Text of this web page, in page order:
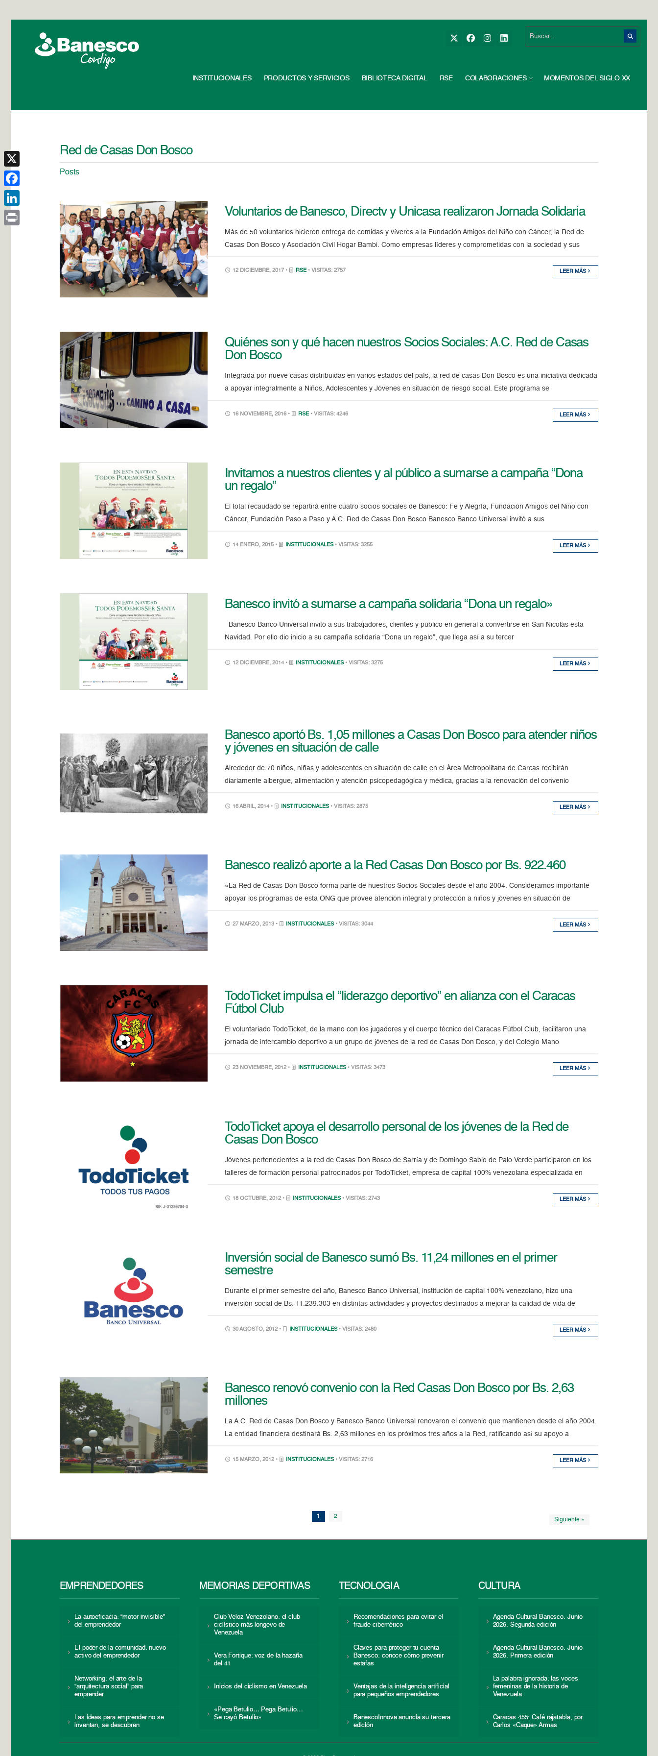
INSTITUCIONALES PRODUCTOS Y SERVICIOS BIBLIOTECA DIGITAL RSE COLABORACIONES MOMENTOS DEL SIGLO XX
Red de Casas Don Bosco
Posts
Voluntarios de Banesco, Directv y Unicasa realizaron Jornada Solidaria
Más de 50 voluntarios hicieron entrega de comidas y víveres a la Fundación Amigos del Niño con Cáncer, la Red de
Casas Don Bosco y Asociación Civil Hogar Bambi. Como empresas líderes y comprometidas con la sociedad y sus
12 DICIEMBRE, 2017 • RSE • VISITAS: 2757 LEER MÁS
Quiénes son y qué hacen nuestros Socios Sociales: A.C. Red de Casas
Don Bosco
Integrada por nueve casas distribuidas en varios estados del país, la red de casas Don Bosco es una iniciativa dedicada
a apoyar integralmente a Niños, Adolescentes y Jóvenes en situación de riesgo social. Este programa se
16 NOVIEMBRE, 2016 • RSE • VISITAS: 4246 LEER MÁS
Invitamos a nuestros clientes y al público a sumarse a campaña “Dona
un regalo”
El total recaudado se repartirá entre cuatro socios sociales de Banesco: Fe y Alegría, Fundación Amigos del Niño con
Cáncer, Fundación Paso a Paso y A.C. Red de Casas Don Bosco Banesco Banco Universal invitó a sus
14 ENERO, 2015 • INSTITUCIONALES • VISITAS: 3255 LEER MÁS
Banesco invitó a sumarse a campaña solidaria “Dona un regalo»
Banesco Banco Universal invitó a sus trabajadores, clientes y público en general a convertirse en San Nicolás esta
Navidad. Por ello dio inicio a su campaña solidaria “Dona un regalo”, que llega así a su tercer
12 DICIEMBRE, 2014 • INSTITUCIONALES • VISITAS: 3275 LEER MÁS
Banesco aportó Bs. 1,05 millones a Casas Don Bosco para atender niños
y jóvenes en situación de calle
Alrededor de 70 niños, niñas y adolescentes en situación de calle en el Área Metropolitana de Carcas recibirán
diariamente albergue, alimentación y atención psicopedagógica y médica, gracias a la renovación del convenio
16 ABRIL, 2014 • INSTITUCIONALES • VISITAS: 2875 LEER MÁS
Banesco realizó aporte a la Red Casas Don Bosco por Bs. 922.460
«La Red de Casas Don Bosco forma parte de nuestros Socios Sociales desde el año 2004. Consideramos importante
apoyar los programas de esta ONG que provee atención integral y protección a niños y jóvenes en situación de
27 MARZO, 2013 • INSTITUCIONALES • VISITAS: 3044 LEER MÁS
TodoTicket impulsa el “liderazgo deportivo” en alianza con el Caracas
Fútbol Club
El voluntariado TodoTicket, de la mano con los jugadores y el cuerpo técnico del Caracas Fútbol Club, facilitaron una
jornada de intercambio deportivo a un grupo de jóvenes de la red de Casas Don Dosco, y del Colegio Mano
23 NOVIEMBRE, 2012 • INSTITUCIONALES • VISITAS: 3473 LEER MÁS
TodoTicket apoya el desarrollo personal de los jóvenes de la Red de
Casas Don Bosco
Jóvenes pertenecientes a la red de Casas Don Bosco de Sarría y de Domingo Sabio de Palo Verde participaron en los
talleres de formación personal patrocinados por TodoTicket, empresa de capital 100% venezolana especializada en
18 OCTUBRE, 2012 • INSTITUCIONALES • VISITAS: 2743 LEER MÁS
Inversión social de Banesco sumó Bs. 11,24 millones en el primer
semestre
Durante el primer semestre del año, Banesco Banco Universal, institución de capital 100% venezolano, hizo una
inversión social de Bs. 11.239.303 en distintas actividades y proyectos destinados a mejorar la calidad de vida de
30 AGOSTO, 2012 • INSTITUCIONALES • VISITAS: 2480 LEER MÁS
Banesco renovó convenio con la Red Casas Don Bosco por Bs. 2,63
millones
La A.C. Red de Casas Don Bosco y Banesco Banco Universal renovaron el convenio que mantienen desde el año 2004.
La entidad financiera destinará Bs. 2,63 millones en los próximos tres años a la Red, ratificando así su apoyo a
15 MARZO, 2012 • INSTITUCIONALES • VISITAS: 2716 LEER MÁS
1 2
Siguiente »
EMPRENDEDORES
La autoeficacia: “motor invisible”
del emprendedor
El poder de la comunidad: nuevo
activo del emprendedor
Networking: el arte de la
“arquitectura social” para
emprender
Las ideas para emprender no se
inventan, se descubren
MEMORIAS DEPORTIVAS
Club Veloz Venezolano: el club
ciclístico más longevo de
Venezuela
Vera Fortique: voz de la hazaña
del 41
Inicios del ciclismo en Venezuela
«Pega Betulio… Pega Betulio…
Se cayó Betulio»
TECNOLOGÍA
Recomendaciones para evitar el
fraude cibernético
Claves para proteger tu cuenta
Banesco: conoce cómo prevenir
estafas
Ventajas de la inteligencia artificial
para pequeños emprendedores
BanescoInnova anuncia su tercera
edición
CULTURA
Agenda Cultural Banesco. Junio
2026. Segunda edición
Agenda Cultural Banesco. Junio
2026. Primera edición
La palabra ignorada: las voces
femeninas de la historia de
Venezuela
Caracas 455: Café rajatabla, por
Carlos «Caque» Armas
X
Facebook
LinkedIn